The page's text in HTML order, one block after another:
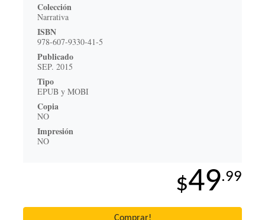
Colección
Narrativa
ISBN
978-607-9330-41-5
Publicado
SEP. 2015
Tipo
EPUB y MOBI
Copia
NO
Impresión
NO
$49.99